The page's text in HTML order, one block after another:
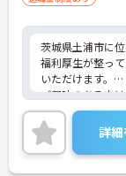
茨城県土浦市に
福利厚生が整っ
いただけます。
ご興味のある方
い。
詳